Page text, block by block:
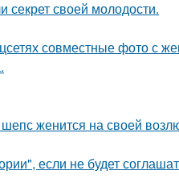
своей молодости.
совместные фото с
женится на своей
если не будет